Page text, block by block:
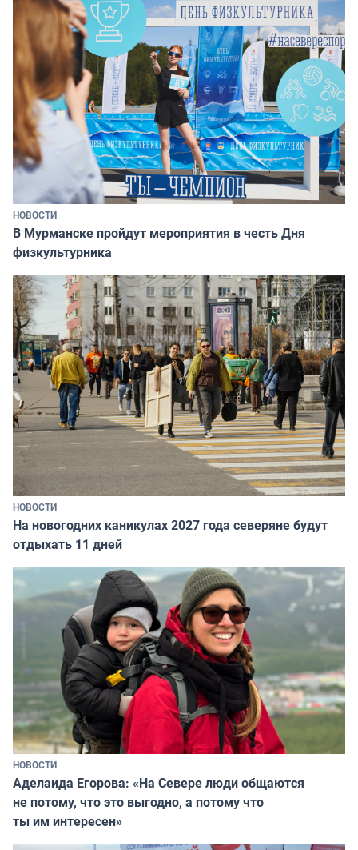
НОВОСТИ
В Мурманске пройдут мероприятия в честь Дня
физкультурника
НОВОСТИ
На новогодних каникулах 2027 года северяне будут
отдыхать 11 дней
НОВОСТИ
Аделаида Егорова: «На Севере люди общаются
не потому, что это выгодно, а потому что
ты им интересен»